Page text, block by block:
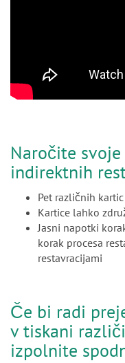
Naročite
indirektnih
Pet različnih
Kartice lahko
Jasni napotki
korak procesa
restavracijami
Če bi radi
v tiskani
izpolnite